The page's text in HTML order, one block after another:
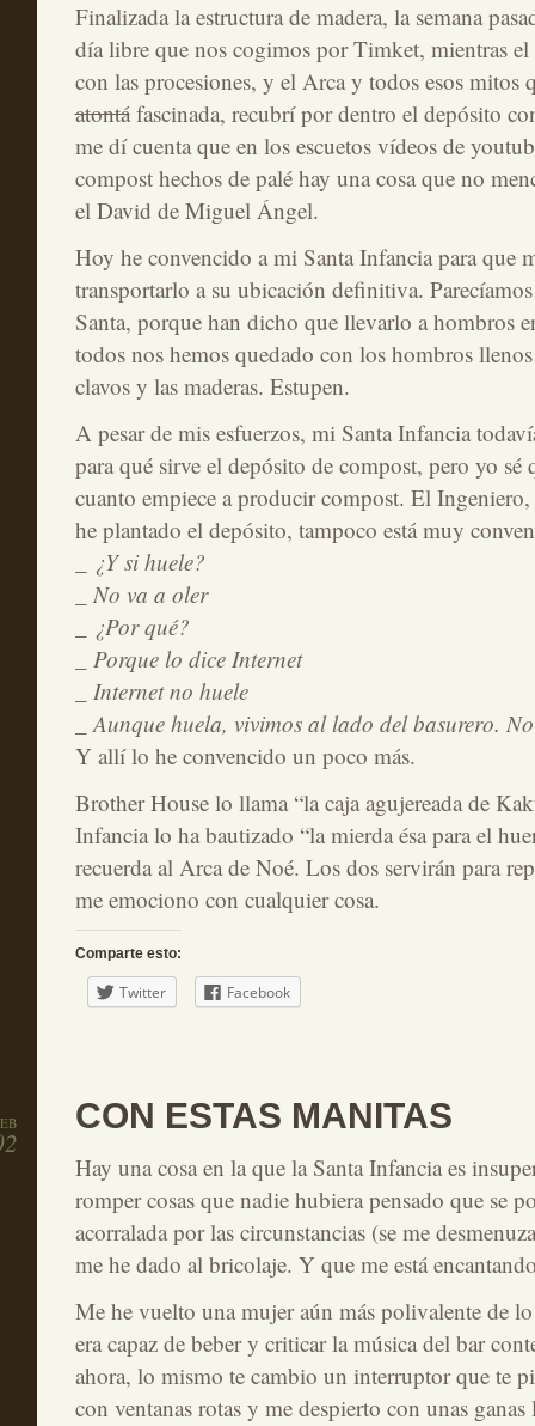
Finalizada la estructura de madera, la semana
día libre que nos cogimos por Timket, mientras
con las procesiones, y el Arca y todos esos mitos
atontáfascinada, recubrí por dentro el depósito
me dí cuenta que en los escuetos vídeos de
compost hechos de palé hay una cosa que no
el David de Miguel Ángel.
Hoy he convencido a mi Santa Infancia para que
transportarlo a su ubicación definitiva.
Santa, porque han dicho que llevarlo a hombros
todos nos hemos quedado con los hombros
clavos y las maderas. Estupen.
A pesar de mis esfuerzos, mi Santa Infancia
para qué sirve el depósito de compost, pero yo sé
cuanto empiece a producir compost. El Ingeniero,
he plantado el depósito, tampoco está muy
_ ¿Y si huele?
_ No va a oler
_ ¿Por qué?
_ Porque lo dice Internet
_ Internet no huele
_ Aunque huela, vivimos al lado del basurero.
Y allí lo he convencido un poco más.
Brother House lo llama “la caja agujereada de
Infancia lo ha bautizado “la mierda ésa para el
recuerda al Arca de Noé. Los dos servirán para
me emociono con cualquier cosa.
Comparte esto:
Twitter Facebook
CON ESTAS MANITAS
Hay una cosa en la que la Santa Infancia es
romper cosas que nadie hubiera pensado que se
acorralada por las circunstancias (se me
me he dado al bricolaje. Y que me está
Me he vuelto una mujer aún más polivalente de lo
era capaz de beber y criticar la música del bar
ahora, lo mismo te cambio un interruptor que te
con ventanas rotas y me despierto con unas ganas